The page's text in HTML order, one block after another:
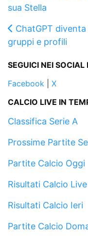
sua Stella
ChatGPT
gruppi e profili
SEGUICI NEI SOCIAL
Facebook
X
CALCIO LIVE IN
Classifica Serie A
Prossime Partite
Partite Calcio Oggi
Risultati Calcio
Risultati Calcio Ieri
Partite Calcio